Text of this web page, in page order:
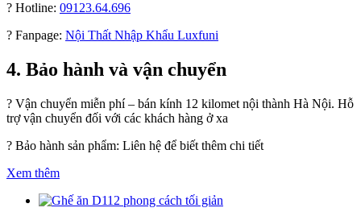
? Hotline: 09123.64.696
? Fanpage: Nội Thất Nhập Khẩu Luxfuni
4. Bảo hành và vận chuyển
? Vận chuyển miễn phí – bán kính 12 kilomet nội thành Hà Nội. Hỗ
trợ vận chuyển đối với các khách hàng ở xa
? Bảo hành sản phẩm: Liên hệ để biết thêm chi tiết
Xem thêm